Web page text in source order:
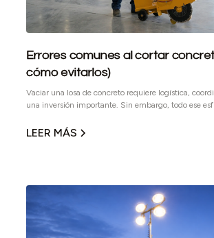
Errores comunes al cortar
cómo evitarlos)
Vaciar una losa de concreto requiere logística,
una inversión importante. Sin embargo, todo ese
ejecuta mal.
LEER MÁS